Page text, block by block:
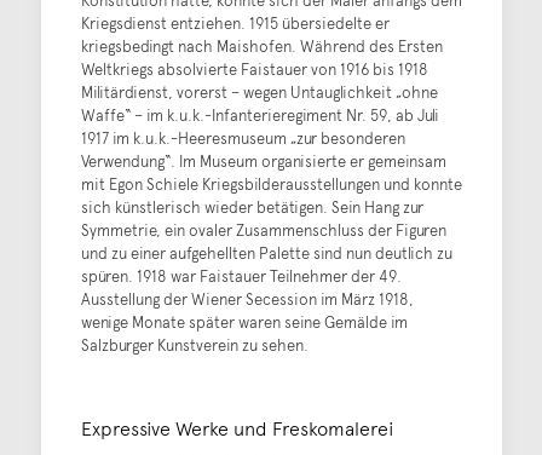
Kriegsdienst entziehen. 1915 übersiedelte er
kriegsbedingt nach Maishofen. Während des Ersten
Weltkriegs absolvierte Faistauer von 1916 bis 1918
Militärdienst, vorerst – wegen Untauglichkeit „ohne
Waffe“ – im k.u.k.-Infanterieregiment Nr. 59, ab Juli
1917 im k.u.k.-Heeresmuseum „zur besonderen
Verwendung“. Im Museum organisierte er gemeinsam
mit Egon Schiele Kriegsbilderausstellungen und konnte
sich künstlerisch wieder betätigen. Sein Hang zur
Symmetrie, ein ovaler Zusammenschluss der Figuren
und zu einer aufgehellten Palette sind nun deutlich zu
spüren. 1918 war Faistauer Teilnehmer der 49.
Ausstellung der Wiener Secession im März 1918,
wenige Monate später waren seine Gemälde im
Salzburger Kunstverein zu sehen.
Expressive Werke und Freskomalerei